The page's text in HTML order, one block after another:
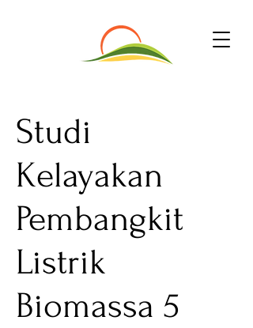
Studi
Kelayakan
Pembangkit
Listrik
Biomassa 5